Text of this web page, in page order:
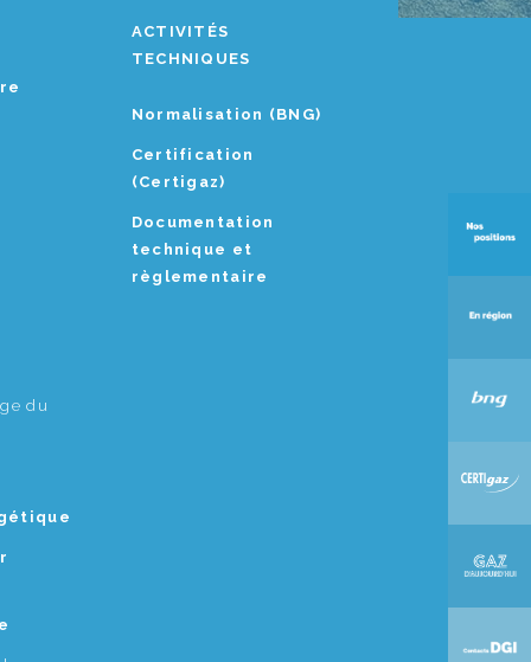
du
ACTIVITÉS
TECHNIQUES
Normalisation (BNG)
Certification
(Certigaz)
Documentation
technique et
règlementaire